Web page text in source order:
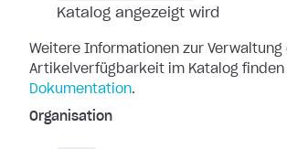
Katalog angezeigt wird
Weitere Informationen zur Verwaltung
Artikelverfügbarkeit im Katalog finden
Dokumentation.
Organisation